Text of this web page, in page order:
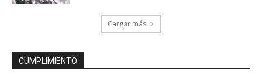
Cargar más
CUMPLIMIENTO